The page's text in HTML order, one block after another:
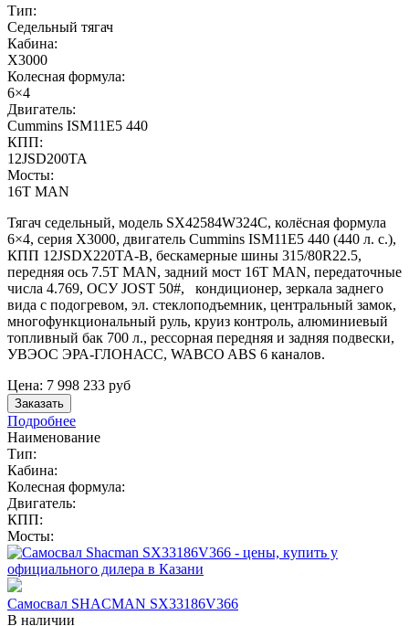
Тип:
Седельный тягач
Кабина:
X3000
Колесная формула:
6×4
Двигатель:
Cummins ISM11E5 440
КПП:
12JSD200TA
Мосты:
16T MAN
Тягач седельный, модель SX42584W324C, колёсная формула
6×4, серия X3000, двигатель Cummins ISM11E5 440 (440 л. с.),
КПП 12JSDX220TA-B, бескамерные шины 315/80R22.5,
передняя ось 7.5T MAN, задний мост 16T MAN, передаточные
числа 4.769, ОСУ JOST 50#, кондиционер, зеркала заднего
вида с подогревом, эл. стеклоподъемник, центральный замок,
многофункциональный руль, круиз контроль, алюминиевый
топливный бак 700 л., рессорная передняя и задняя подвески,
УВЭОС ЭРА-ГЛОНАСС, WABCO ABS 6 каналов.
Цена: 7 998 233 руб
Заказать
Подробнее
Наименование
Тип:
Кабина:
Колесная формула:
Двигатель:
КПП:
Мосты:
Самосвал SHACMAN SX33186V366
В наличии